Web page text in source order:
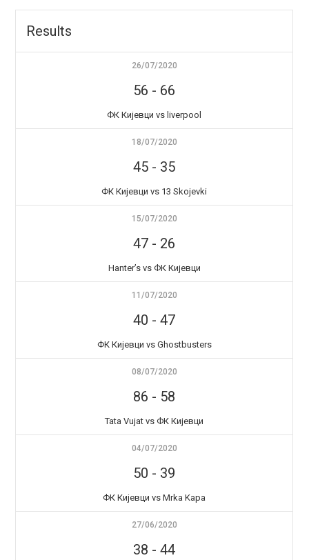
Results
26/07/2020
56 - 66
ФК Кијевци vs liverpool
18/07/2020
45 - 35
ФК Кијевци vs 13 Skojevki
15/07/2020
47 - 26
Hanter’s vs ФК Кијевци
11/07/2020
40 -47
ФК Кијевци vs Ghostbusters
08/07/2020
86 - 58
Tata Vujat vs ФК Кијевци
04/07/2020
50 - 39
ФК Кијевци vs Mrka Kapa
27/06/2020
38 -44